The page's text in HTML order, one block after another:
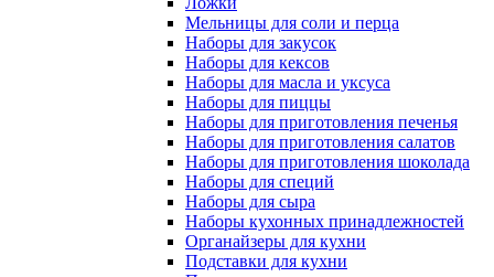
Мельницы для соли и перца
Наборы для закусок
Наборы для кексов
Наборы для масла и уксуса
Наборы для пиццы
Наборы для приготовления печенья
Наборы для приготовления салатов
Наборы для приготовления шоколада
Наборы для специй
Наборы для сыра
Наборы кухонных принадлежностей
Органайзеры для кухни
Подставки для кухни